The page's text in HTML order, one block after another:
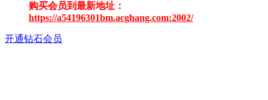
购买会员到最新地址：
https://a54196301bm.acghang.com:2002/
开通钻石会员